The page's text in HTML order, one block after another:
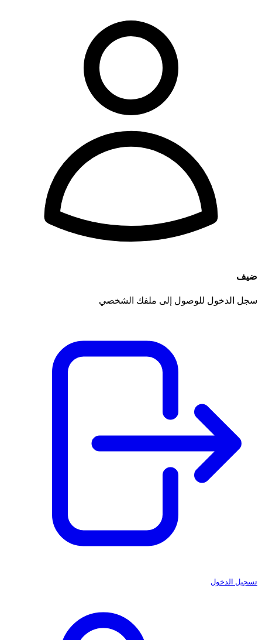
ضيف
سجل الدخول للوصول إلى ملفك الشخصي
تسجيل الدخول